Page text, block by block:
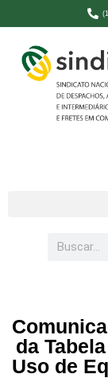
da
Uso de